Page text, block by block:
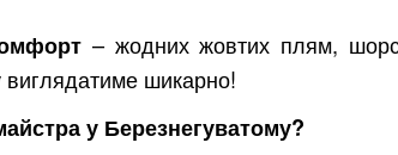
– жодних жовтих плям,
виглядатиме шикарно!
у Березнегуватому?